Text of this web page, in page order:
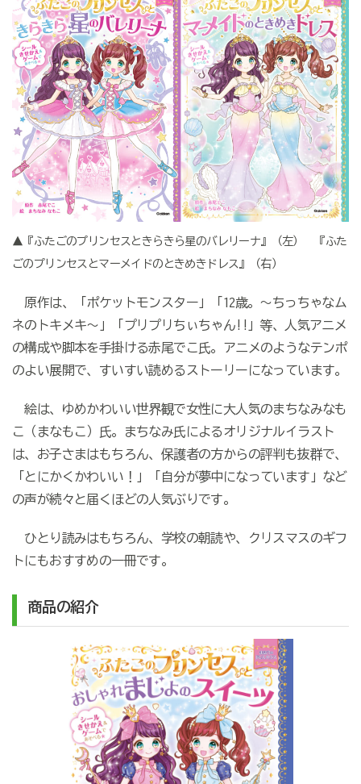
▲『ふたごのプリンセスときらきら星のバレリーナ』（左） 『ふた
ごのプリンセスとマーメイドのときめきドレス』（右）
原作は、「ポケットモンスター」「12歳。～ちっちゃなム
ネのトキメキ～」「プリプリちぃちゃん!!」等、人気アニメ
の構成や脚本を手掛ける赤尾でこ氏。アニメのようなテンポ
のよい展開で、すいすい読めるストーリーになっています。
絵は、ゆめかわいい世界観で女性に大人気のまちなみなも
こ（まなもこ）氏。まちなみ氏によるオリジナルイラスト
は、お子さまはもちろん、保護者の方からの評判も抜群で、
「とにかくかわいい！」「自分が夢中になっています」など
の声が続々と届くほどの人気ぶりです。
ひとり読みはもちろん、学校の朝読や、クリスマスのギフ
トにもおすすめの一冊です。
商品の紹介